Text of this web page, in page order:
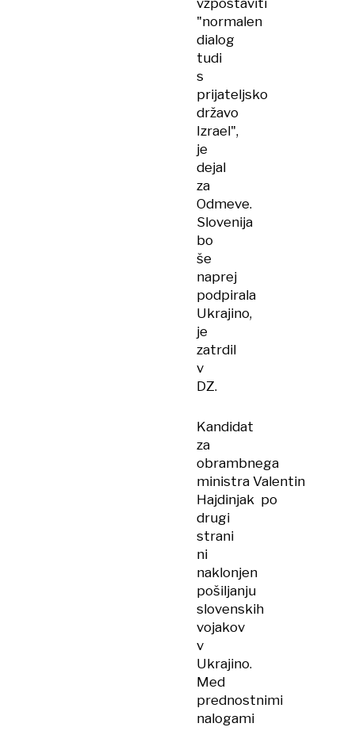
vzpostaviti
"normalen
dialog
tudi
s
prijateljsko
državo
Izrael",
je
dejal
za
Odmeve.
Slovenija
bo
še
naprej
podpirala
Ukrajino,
je
zatrdil
v
DZ.
Kandidat
za
obrambnega
ministra Valentin
Hajdinjak po
drugi
strani
ni
naklonjen
pošiljanju
slovenskih
vojakov
v
Ukrajino.
Med
prednostnimi
nalogami